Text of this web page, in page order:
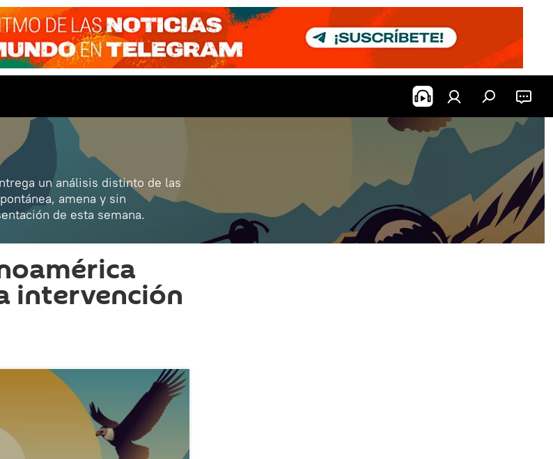
un análisis distinto de las
amena y sin
de esta semana.
intervención